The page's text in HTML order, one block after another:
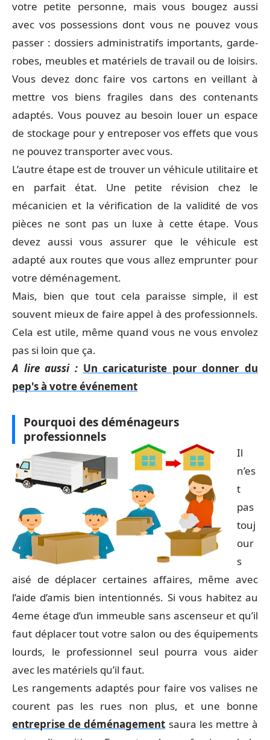
votre petite personne, mais vous bougez aussi
avec vos possessions dont vous ne pouvez vous
passer : dossiers administratifs importants, garde-
robes, meubles et matériels de travail ou de loisirs.
Vous devez donc faire vos cartons en veillant à
mettre vos biens fragiles dans des contenants
adaptés. Vous pouvez au besoin louer un espace
de stockage pour y entreposer vos effets que vous
ne pouvez transporter avec vous.
L’autre étape est de trouver un véhicule utilitaire et
en parfait état. Une petite révision chez le
mécanicien et la vérification de la validité de vos
pièces ne sont pas un luxe à cette étape. Vous
devez aussi vous assurer que le véhicule est
adapté aux routes que vous allez emprunter pour
votre déménagement.
Mais, bien que tout cela paraisse simple, il est
souvent mieux de faire appel à des professionnels.
Cela est utile, même quand vous ne vous envolez
pas si loin que ça.
A lire aussi : Un caricaturiste pour donner du
pep's à votre événement
Pourquoi des déménageurs
professionnels
Il
n’es
t
pas
touj
our
s
aisé de déplacer certaines affaires, même avec
l’aide d’amis bien intentionnés. Si vous habitez au
4eme étage d’un immeuble sans ascenseur et qu’il
faut déplacer tout votre salon ou des équipements
lourds, le professionnel seul pourra vous aider
avec les matériels qu’il faut.
Les rangements adaptés pour faire vos valises ne
courent pas les rues non plus, et une bonne
entreprise de déménagement saura les mettre à